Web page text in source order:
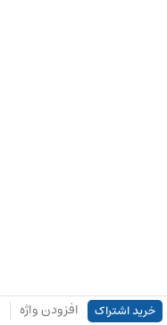
خرید اشتراک افزودن واژه